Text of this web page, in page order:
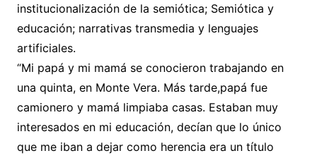
institucionalización de la semiótica; Semiótica y
educación; narrativas transmedia y lenguajes
artificiales.
“Mi papá y mi mamá se conocieron trabajando en
una quinta, en Monte Vera. Más tarde,papá fue
camionero y mamá limpiaba casas. Estaban muy
interesados en mi educación, decían que lo único
que me iban a dejar como herencia era un título